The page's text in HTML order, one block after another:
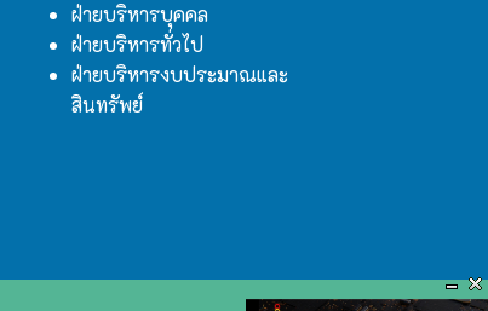
ฝ่ายบริหารบุคคล
ฝ่ายบริหารทั่วไป
ฝ่ายบริหารงบประมาณและ
สินทรัพย์